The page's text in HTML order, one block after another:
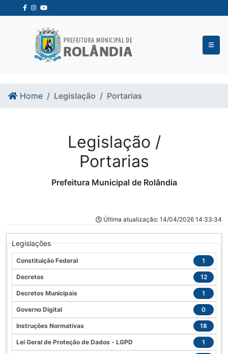
Ir para o conteudo
Ir para o fim do conteudo
Home Legislação Portarias
Legislação /
Portarias
Prefeitura Municipal de Rolândia
Última atualização: 14/04/2026 14:33:34
Legislações
Constituição Federal 1
Decretos 12
Decretos Municipais 1
Governo Digital 0
Instruções Normativas 18
Lei Geral de Proteção de Dados - LGPD 1